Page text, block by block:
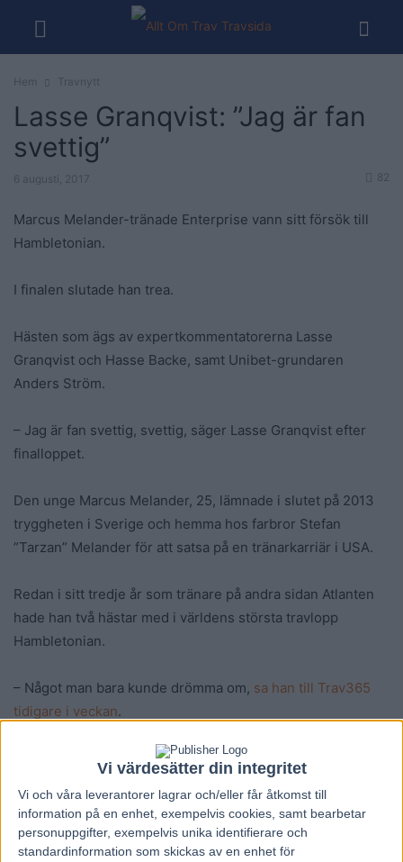
Vi värdesätter din integritet
Vi och våra leverantorer lagrar och/eller får åtkomst till
information på en enhet, exempelvis cookies, samt bearbetar
personuppgifter, exempelvis unika identifierare och
standardinformation som skickas av en enhet för
Hem Travnytt
Lasse Granqvist: ”Jag är fan
svettig”
6 augusti, 2017 82
Marcus Melander-tränade Enterprise vann sitt försök till
Hambletonian.
I finalen slutade han trea.
Hästen som ägs av expertkommentatorerna Lasse
Granqvist och Hasse Backe, samt Unibet-grundaren
Anders Ström.
– Jag är fan svettig, svettig, säger Lasse Granqvist efter
finalloppet.
Den unge Marcus Melander, 25, lämnade i slutet på 2013
tryggheten i Sverige och hemma hos farbror Stefan
”Tarzan” Melander för att satsa på en tränarkarriär i USA.
Redan i sitt tredje år som tränare på andra sidan Atlanten
hade han två hästar med i världens största travlopp
Hambletonian.
– Något man bara kunde drömma om, sa han till Trav365
tidigare i veckan.
Den ene av Marcus hästar, Long Tom, galopperade i klar
ledningen in mot upploppet i det första försöket, men den
andre, Enterprise, vann sitt försök.
I finalen slutade hästen trea, bakom segraren Perfect Spirit